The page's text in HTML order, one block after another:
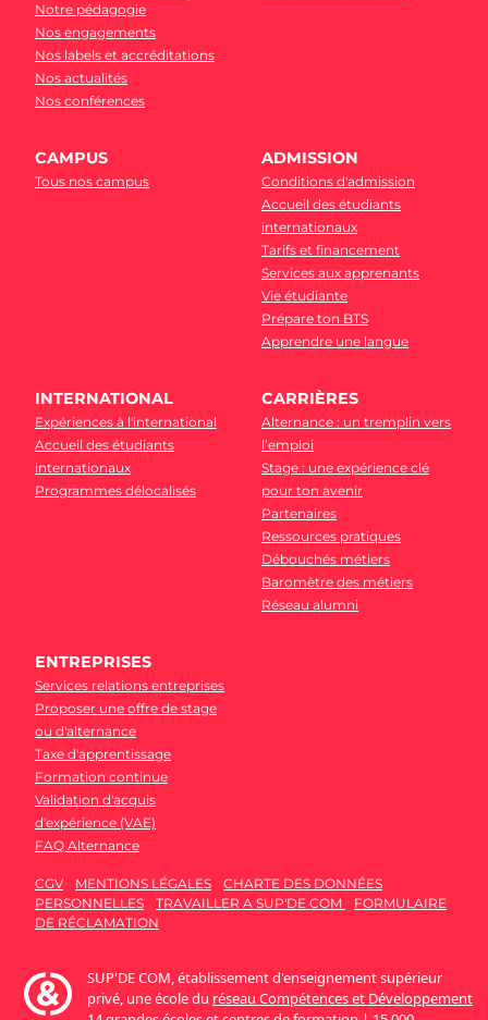
Notre pédagogie
Nos engagements
Nos labels et accréditations
Nos actualités
Nos conférences
CAMPUS
Tous nos campus
ADMISSION
Conditions d'admission
Accueil des étudiants
internationaux
Tarifs et financement
Services aux apprenants
Vie étudiante
Prépare ton BTS
Apprendre une langue
INTERNATIONAL
Expériences à l'international
Accueil des étudiants
internationaux
Programmes délocalisés
CARRIÈRES
Alternance : un tremplin vers
l’emploi
Stage : une expérience clé
pour ton avenir
Partenaires
Ressources pratiques
Débouchés métiers
Baromètre des métiers
Réseau alumni
ENTREPRISES
Services relations entreprises
Proposer une offre de stage
ou d'alternance
Taxe d'apprentissage
Formation continue
Validation d'acquis
d'expérience (VAE)
FAQ Alternance
CGV MENTIONS LÉGALES
CHARTE DES DONNÉES
PERSONNELLES
TRAVAILLER A SUP'DE COM
FORMULAIRE
DE RÉCLAMATION